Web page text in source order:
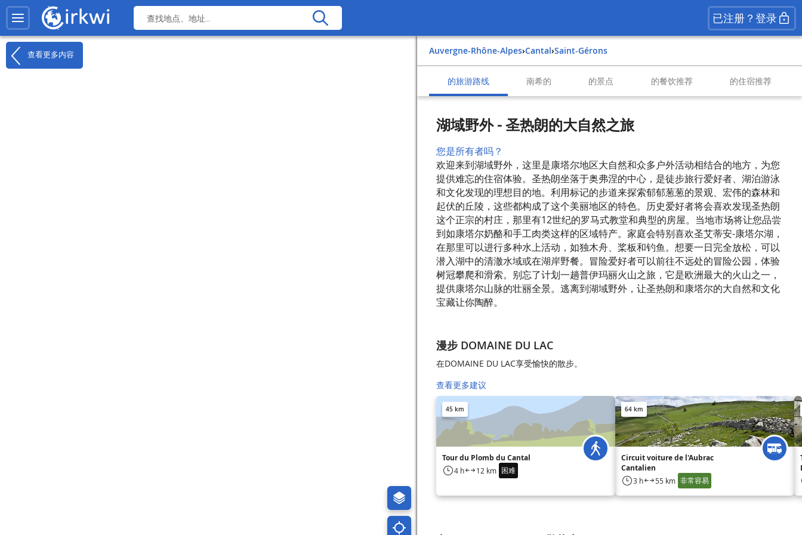
已注册？登录
查看更多内容 Auvergne-Rhône-Alpes› Cantal› Saint-Gérons
的旅游路线 南希的 的景点 的餐饮推荐 的住宿推荐
湖域野外 - 圣热朗的大自然之旅
您是所有者吗？
欢迎来到湖域野外，这里是康塔尔地区大自然和众多户外活动相结合的地方，为您
提供难忘的住宿体验。圣热朗坐落于奥弗涅的中心，是徒步旅行爱好者、湖泊游泳
和文化发现的理想目的地。利用标记的步道来探索郁郁葱葱的景观、宏伟的森林和
起伏的丘陵，这些都构成了这个美丽地区的特色。历史爱好者将会喜欢发现圣热朗
这个正宗的村庄，那里有12世纪的罗马式教堂和典型的房屋。当地市场将让您品尝
到如康塔尔奶酪和手工肉类这样的区域特产。家庭会特别喜欢圣艾蒂安-康塔尔湖，
在那里可以进行多种水上活动，如独木舟、桨板和钓鱼。想要一日完全放松，可以
潜入湖中的清澈水域或在湖岸野餐。冒险爱好者可以前往不远处的冒险公园，体验
树冠攀爬和滑索。别忘了计划一趟普伊玛丽火山之旅，它是欧洲最大的火山之一，
提供康塔尔山脉的壮丽全景。逃离到湖域野外，让圣热朗和康塔尔的大自然和文化
宝藏让你陶醉。
漫步 DOMAINE DU LAC
在DOMAINE DU LAC享受愉快的散步。
查看更多建议
45 km
Tour du Plomb du Cantal
4 h 12 km 困难
64 km
Circuit voiture de l'Aubrac
Cantalien
3 h 55 km 非常容易